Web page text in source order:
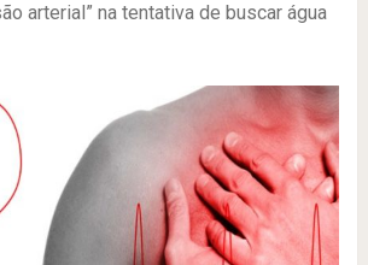
arterial” na tentativa de buscar água